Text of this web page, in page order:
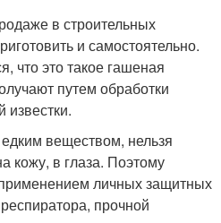
в строительных
и самостоятельно.
что это такое гашеная
путем обработки
веществом, нельзя
кожу, в глаза. Поэтому
личных защитных
прочной